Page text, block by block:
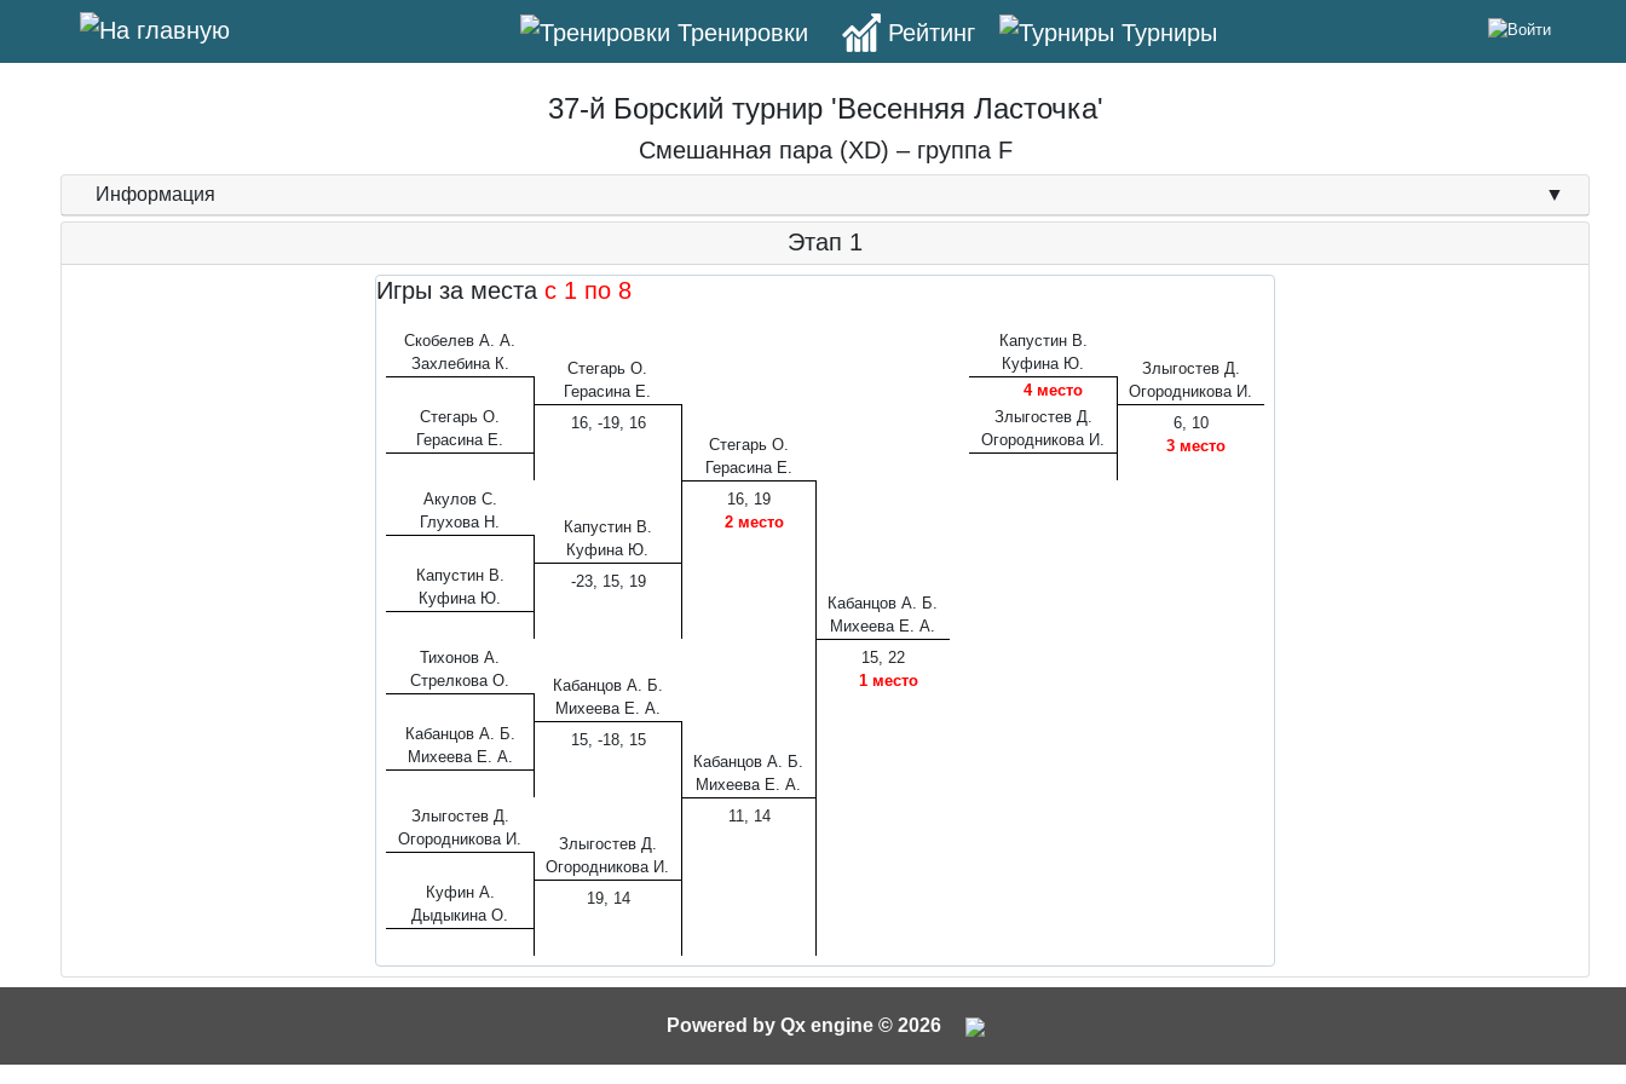
Тренировки Рейтинг Турниры
37-й Борский турнир 'Весенняя Ласточка'
Смешанная пара (XD) – группа F
Информация
Этап 1
Игры за места c 1 по 8
Скобелев А. А.
Захлебина К.
Стегарь О.
Герасина Е.
Стегарь О.
Герасина Е.
Кабанцов А. Б.
Михеева Е. А.
Стегарь О.
Герасина Е.
16, -19, 16
Акулов С.
Глухова Н.
Капустин В.
Куфина Ю.
16, 19
2 место
Капустин В.
Куфина Ю.
-23, 15, 19
Тихонов А.
Стрелкова О.
Кабанцов А. Б.
Михеева Е. А.
Кабанцов А. Б.
Михеева Е. А.
15, 22
1 место
Кабанцов А. Б.
Михеева Е. А.
15, -18, 15
Злыгостев Д.
Огородникова И.
Злыгостев Д.
Огородникова И.
11, 14
Куфин А.
Дыдыкина О.
19, 14
Капустин В.
Куфина Ю.
Злыгостев Д.
Огородникова И.
4 место
Злыгостев Д.
Огородникова И.
6, 10
3 место
Powered by Qx engine © 2026